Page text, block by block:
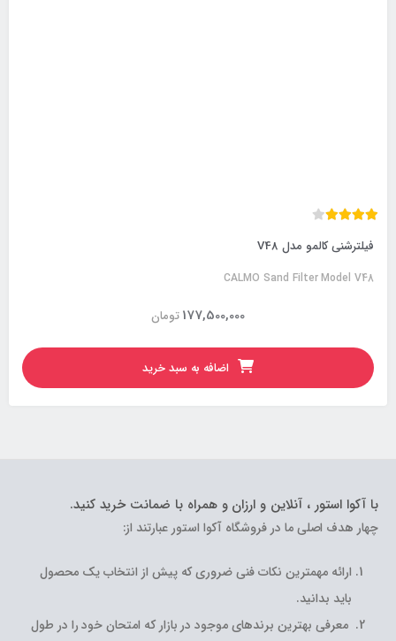
فیلترشنی کالمو مدل V48
CALMO Sand Filter Model V48
تومان177,500,000
اضافه به سبد خرید
با آکوا استور ، آنلاین و ارزان و همراه با ضمانت خرید کنید.
چهار هدف اصلی ما در فروشگاه آکوا استور عبارتند از:
ارائه مهمترین نکات فنی ضروری که پیش از انتخاب یک محصول
باید بدانید.
معرفی بهترین برندهای موجود در بازار که امتحان خود را در طول